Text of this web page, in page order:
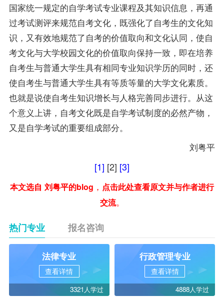
国家统一规定的自学考试专业课程及其知识信息，再通
过考试测评来规范自考文化，既强化了自考生的文化知
识，又有效地规范了自考的价值取向和文化认同，使自
考文化与大学校园文化的价值取向保持一致，即在培养
自考生与普通大学生具有相同专业知识学历的同时，还
使自考生与普通大学生具有等质等量的大学文化素质。
也就是说使自考生知识增长与人格完善同步进行。从这
个意义上讲，自考文化既是自学考试制度的必然产物，
又是自学考试的重要组成部分。
刘粤平
[1] [2] [3]
本文选自 刘粤平的blog ， 点击此处查看原文并与作者进行
交流。
热门专业 报名咨询
法律专业
查看详情
3321人学过
行政管理专业
查看详情
4888人学过